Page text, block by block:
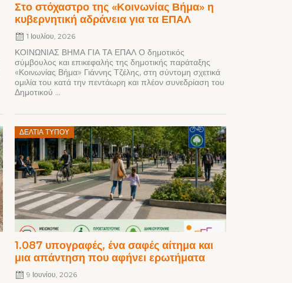
Στο στόχαστρο της «Κοινωνίας Βήμα» η
κυβερνητική αδράνεια για τα ΕΠΑΛ
1 Ιουλίου, 2026
ΚΟΙΝΩΝΙΑΣ ΒΗΜΑ ΓΙΑ ΤΑ ΕΠΑΛ Ο δημοτικός
σύμβουλος και επικεφαλής της δημοτικής παράταξης
«Κοινωνίας Βήμα» Γιάννης Τζέλης, στη σύντομη σχετικά
ομιλία του κατά την πεντάωρη και πλέον συνεδρίαση του
Δημοτικού ...
ΔΕΛΤΊΑ ΤΎΠΟΥ
1.087 υπογραφές, ένα σαφές αίτημα και
μια απάντηση που αφήνει ερωτήματα
Posted
on
9 Ιουνίου, 2026